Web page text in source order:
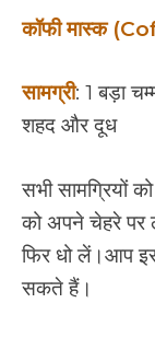
कॉफी मास्क
सामग्री: 1 बड़ा
शहद और दूध
सभी सामग्रियों
को अपने चेहरे पर
फिर धो लें।आप
सकते हैं।